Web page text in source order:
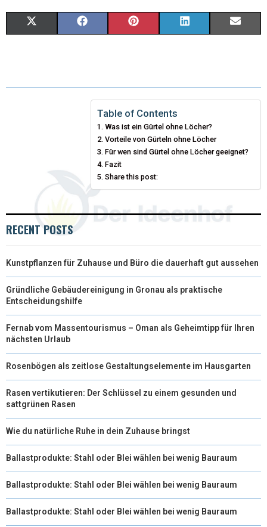
W
R
)
E
B
O
O
K
T
R
E
S
K
D
I
I
Table of Contents
Was ist ein Gürtel ohne Löcher?
Vorteile von Gürteln ohne Löcher
Für wen sind Gürtel ohne Löcher geeignet?
Fazit
Share this post:
RECENT POSTS
Kunstpflanzen für Zuhause und Büro die dauerhaft gut aussehen
Gründliche Gebäudereinigung in Gronau als praktische
Entscheidungshilfe
Fernab vom Massentourismus – Oman als Geheimtipp für Ihren
nächsten Urlaub
Rosenbögen als zeitlose Gestaltungselemente im Hausgarten
Rasen vertikutieren: Der Schlüssel zu einem gesunden und
sattgrünen Rasen
Wie du natürliche Ruhe in dein Zuhause bringst
Ballastprodukte: Stahl oder Blei wählen bei wenig Bauraum
Ballastprodukte: Stahl oder Blei wählen bei wenig Bauraum
Ballastprodukte: Stahl oder Blei wählen bei wenig Bauraum